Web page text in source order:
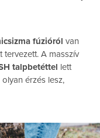
fúzióról van
tervezett. A masszív
talpbetéttel lett
érzés lesz,